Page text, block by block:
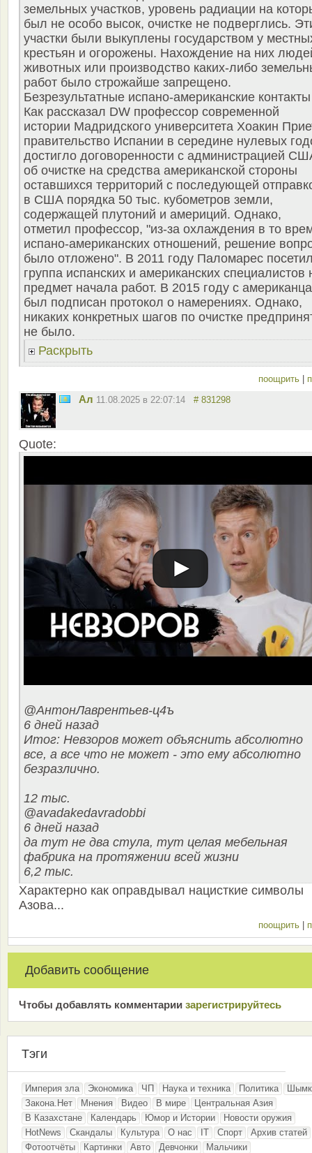
земельных участков, уровень радиации на
был не особо высок, очистке не подверглись.
участки были выкуплены государством у
крестьян и огорожены. Нахождение на них
животных или производство каких-либо
работ было строжайше запрещено.
Безрезультатные испано-американские контакты
Как рассказал DW профессор современной
истории Мадридского университета Хоакин
правительство Испании в середине нулевых
достигло договоренности с администрацией
об очистке на средства американской стороны
оставшихся территорий с последующей
в США порядка 50 тыс. кубометров земли,
содержащей плутоний и америций. Однако,
отметил профессор, "из-за охлаждения в то
испано-американских отношений, решение
было отложено". В 2011 году Паломарес
группа испанских и американских специалистов
предмет начала работ. В 2015 году с
был подписан протокол о намерениях. Однако,
никаких конкретных шагов по очистке
не было.
Раскрыть
поощрить
Ал 11.08.2025 в 22:07:14 # 831298
Quote:
@АнтонЛаврентьев-ц4ъ
6 дней назад
Итог: Невзоров может объяснить абсолютно
все, а все что не может - это ему абсолютно
безразлично.
12 тыс.
@avadakedavradobbi
6 дней назад
да тут не два стула, тут целая мебельная
фабрика на протяжении всей жизни
6,2 тыс.
Характерно как оправдывал нацисткие символы
Азова...
поощрить
Добавить сообщение
Чтобы добавлять комментарии зарeгиcтрирyйтeсь
Тэги
Империя зла Экономика ЧП Наука и техника Политика
Закона.Нет
Мнения Видео В мире
Центральная Азия
В Казахстане
Календарь Юмор и Истории
Новости оружия
HotNews
Скандалы Культура О нас IT Спорт
Архив статей
Фотоотчёты
Картинки Авто Девчонки
Мальчики